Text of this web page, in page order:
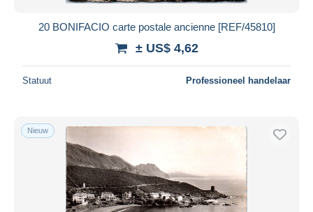
20 BONIFACIO carte postale ancienne [REF/45810]
± US$ 4,62
Statuut Professioneel handelaar
Nieuw